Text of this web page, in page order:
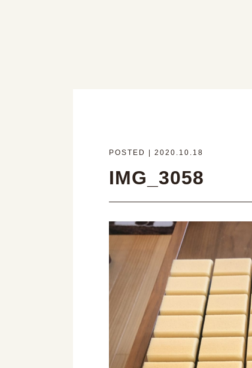
POSTED | 2020.10.18
IMG_3058